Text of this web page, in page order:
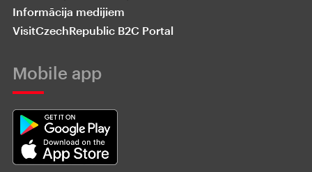
Informācija medijiem
VisitCzechRepublic B2C Portal
Mobile app